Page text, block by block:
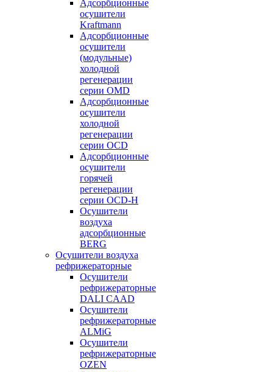
Адсорбционные
осушители
Kraftmann
Адсорбционные
осушители
(модульные)
холодной
регенерации
серии OMD
Адсорбционные
осушители
холодной
регенерации
серии OCD
Адсорбционные
осушители
горячей
регенерации
серии OСD-H
Осушители
воздуха
адсорбционные
BERG
Осушители воздуха
рефрижераторные
Осушители
рефрижераторные
DALI CAAD
Осушители
рефрижераторные
ALMiG
Осушители
рефрижераторные
OZEN